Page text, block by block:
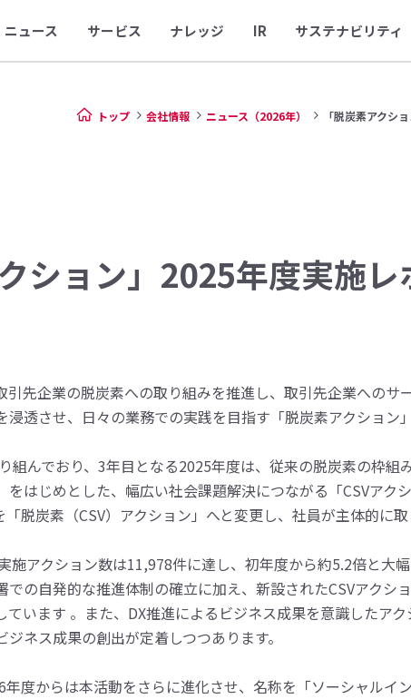
ニュース サービス ナレッジ IR サステナビリティ
トップ 会社情報 ニュース（2026年） 「脱炭素アクシ
クション」2025年度実施
引先企業の脱炭素への取り組みを推進し、取引先企業への
浸透させ、日々の業務での実践を目指す「脱炭素アクション
組んでおり、3年目となる2025年度は、従来の脱炭素の枠組
はじめとした、幅広い社会課題解決につながる「CSVアク
脱炭素（CSV）アクション」へと変更し、社員が主体的に取
施アクション数は11,978件に達し、初年度から約5.2倍と大
の自発的な推進体制の確立に加え、新設されたCSVアクシ
ています 。また、DX推進によるビジネス成果を意識したア
ネス成果の創出が定着しつつあります。
度からは本活動をさらに進化させ、名称を「ソーシャルイ